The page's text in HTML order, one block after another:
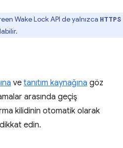
Wake Lock API de yalnızca HTTPS
ve tanıtım kaynağına göz
arasında geçiş
kilidinin otomatik olarak
dikkat edin.